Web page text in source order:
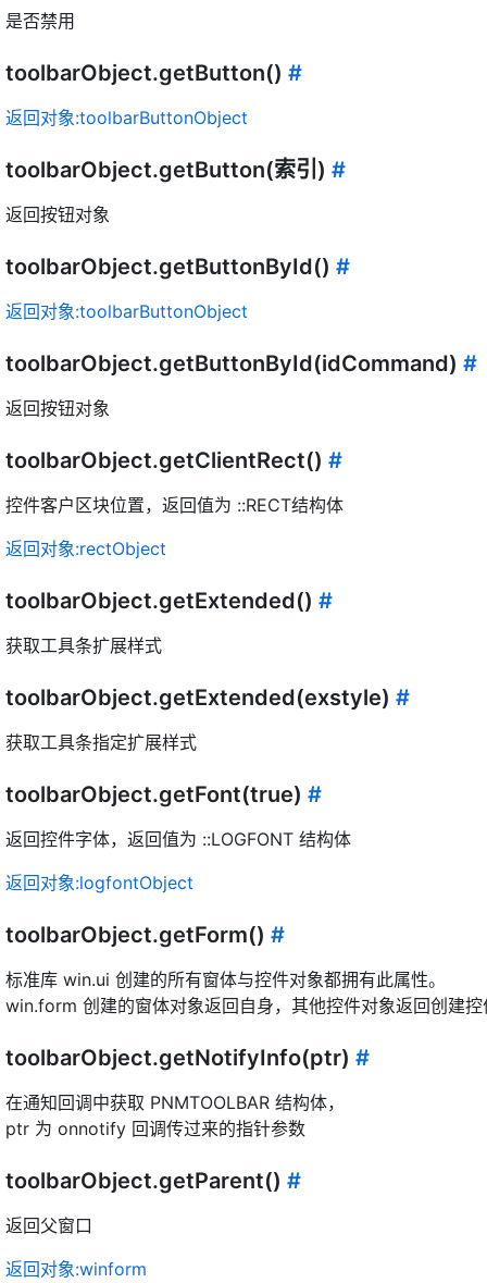
是否禁用
toolbarObject.getButton() #
返回对象:toolbarButtonObject
toolbarObject.getButton(索引) #
返回按钮对象
toolbarObject.getButtonById() #
返回对象:toolbarButtonObject
toolbarObject.getButtonById(idCommand) #
返回按钮对象
toolbarObject.getClientRect() #
控件客户区块位置，返回值为 ::RECT结构体
返回对象:rectObject
toolbarObject.getExtended() #
获取工具条扩展样式
toolbarObject.getExtended(exstyle) #
获取工具条指定扩展样式
toolbarObject.getFont(true) #
返回控件字体，返回值为 ::LOGFONT 结构体
返回对象:logfontObject
toolbarObject.getForm() #
标准库 win.ui 创建的所有窗体与控件对象都拥有此属性。
win.form 创建的窗体对象返回自身，其他控件对象返回创建
toolbarObject.getNotifyInfo(ptr) #
在通知回调中获取 PNMTOOLBAR 结构体，
ptr 为 onnotify 回调传过来的指针参数
toolbarObject.getParent() #
返回父窗口
返回对象:winform